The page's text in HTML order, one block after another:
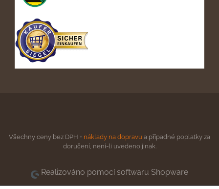
Všechny ceny bez DPH + náklady na dopravu a případné poplatky za
doručení, není-li uvedeno jinak.
Realizováno pomocí softwaru Shopware